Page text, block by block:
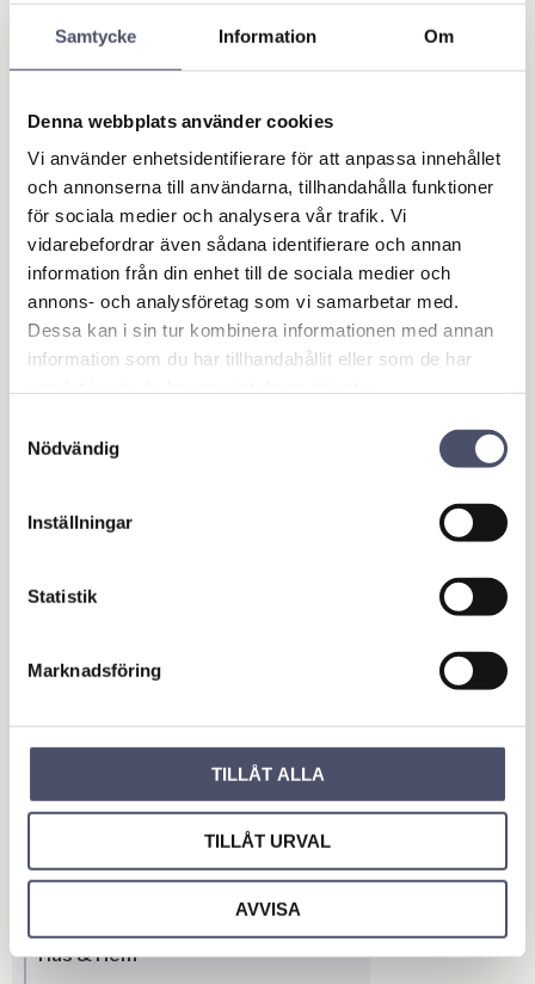
Samtycke Information Om
Denna webbplats använder cookies
Vi använder enhetsidentifierare för att anpassa innehållet
och annonserna till användarna, tillhandahålla funktioner
för sociala medier och analysera vår trafik. Vi
vidarebefordrar även sådana identifierare och annan
information från din enhet till de sociala medier och
annons- och analysföretag som vi samarbetar med.
Dessa kan i sin tur kombinera informationen med annan
information som du har tillhandahållit eller som de har
Nödvändig
Inställningar
Statistik
Marknadsföring
TILLÅT ALLA
TILLÅT URVAL
AVVISA
st
KÖP
Lagerstatus
I lager
Ge ett omdöme!
Vedträ bör vara minst 10 cm i diameter
Storlek på lådan förpackad: 73 x 39 x 9cm
Omdömen
Maskin & Fordonstillbehör
Garage- & Fordonsutrustning
Hus & Hem